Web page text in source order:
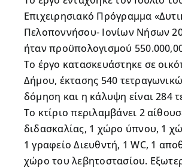
Επιχειρησιακό Πρόγραμμα
Πελοποννήσου- Ιονίων Νήσων
ήταν προϋπολογισμού
To έργο κατασκευάστηκε σε
Δήμου, έκτασης 540
δόμηση και η κάλυψη είναι 284
Το κτίριο περιλαμβάνει 2
διδασκαλίας, 1 χώρο ύπνου, 1
1 γραφείο Διευθντή, 1 WC, 1
χώρο του λεβητοστασίου.